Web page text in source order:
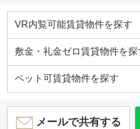
VR内覧可能賃貸物件を探す
敷金・礼金ゼロ賃貸物件を探
ペット可賃貸物件を探す
メールで共有する